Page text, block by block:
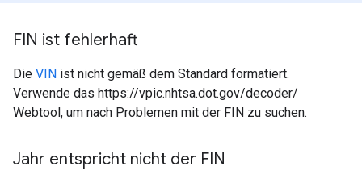
FIN ist fehlerhaft
Die VIN ist nicht gemäß dem Standard formatiert.
Verwende das https://vpic.nhtsa.dot.gov/decoder/
Webtool, um nach Problemen mit der FIN zu suchen.
Jahr entspricht nicht der FIN